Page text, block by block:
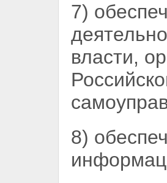
7)
власти,
8)